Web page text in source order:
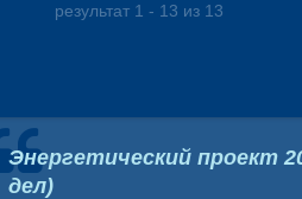
результат 1 - 13 из 13
Энергетический проект
дел)